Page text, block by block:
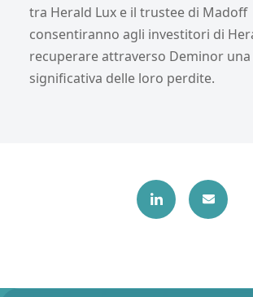
tra Herald Lux e il trustee di Madoff
consentiranno agli investitori di
recuperare attraverso Deminor
significativa delle loro perdite.